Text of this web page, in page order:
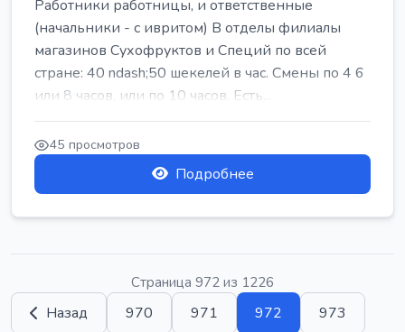
Работники работницы, и ответственные
(начальники - с ивритом) В отделы филиалы
магазинов Сухофруктов и Специй по всей
стране: 40 ndash;50 шекелей в час. Смены по 4 6
или 8 часов, или по 10 часов. Есть...
45 просмотров
Подробнее
Страница 972 из 1226
Назад 970 971 972 973